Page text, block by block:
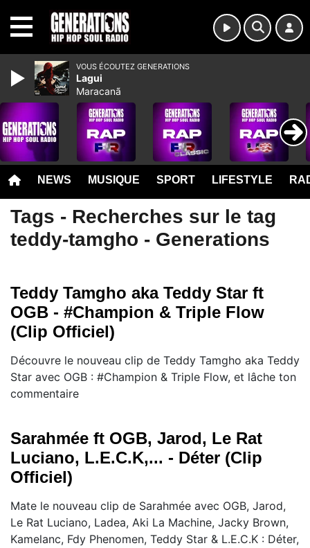
NEWS MUSIQUE SPORT LIFESTYLE
Tags - Recherches sur le tag
teddy-tamgho - Generations
Teddy Tamgho aka Teddy Star ft
OGB - #Champion & Triple Flow
(Clip Officiel)
Découvre le nouveau clip de Teddy Tamgho aka Teddy
Star avec OGB : #Champion & Triple Flow, et lâche ton
commentaire
Sarahmée ft OGB, Jarod, Le Rat
Luciano, L.E.C.K,... - Déter (Clip
Officiel)
Mate le nouveau clip de Sarahmée avec OGB, Jarod,
Le Rat Luciano, Ladea, Aki La Machine, Jacky Brown,
Kamelanc, Fdy Phenomen, Teddy Star & L.E.C.K : Déter,
VOUS ÉCOUTEZ GENERATIONS
Lagui
Maracanã